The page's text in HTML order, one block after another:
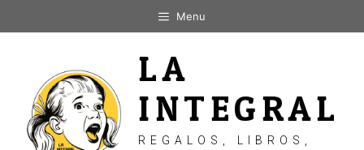
al
Menu
LA
INTEGRAL
REGALOS, LIBROS,